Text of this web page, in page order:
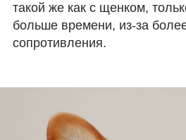
такой же как с щенком,
больше времени, из-за
сопротивления.